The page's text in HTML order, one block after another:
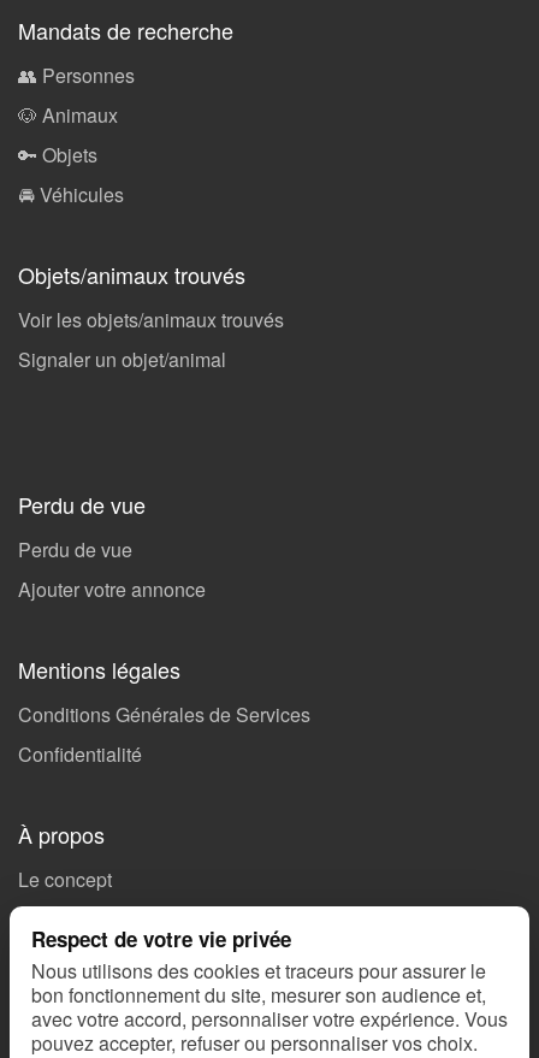
Mandats de recherche
👥 Personnes
🐶 Animaux
🔑 Objets
🚘 Véhicules
Objets/animaux trouvés
Voir les objets/animaux trouvés
Signaler un objet/animal
Perdu de vue
Perdu de vue
Ajouter votre annonce
Mentions légales
Conditions Générales de Services
Confidentialité
À propos
Le concept
Ils parlent de nous
Nous contacter
SOS Alertes
Respect de votre vie privée
Nous utilisons des cookies et traceurs pour assurer le
bon fonctionnement du site, mesurer son audience et,
avec votre accord, personnaliser votre expérience. Vous
pouvez accepter, refuser ou personnaliser vos choix.